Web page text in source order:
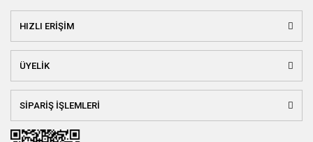
HIZLI ERİŞİM
ÜYELİK
SİPARİŞ İŞLEMLERİ